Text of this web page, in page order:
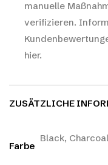
manuelle
verifizieren.
hier.
ZUSÄTZLICHE
Farbe
Black,